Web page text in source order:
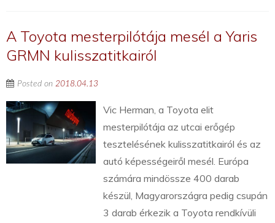
A Toyota mesterpilótája mesél a Yaris
GRMN kulisszatitkairól
Posted on 2018.04.13
Vic Herman, a Toyota elit
mesterpilótája az utcai erőgép
tesztelésének kulisszatitkairól és az
autó képességeiről mesél. Európa
számára mindössze 400 darab
készül, Magyarországra pedig csupán
3 darab érkezik a Toyota rendkívüli